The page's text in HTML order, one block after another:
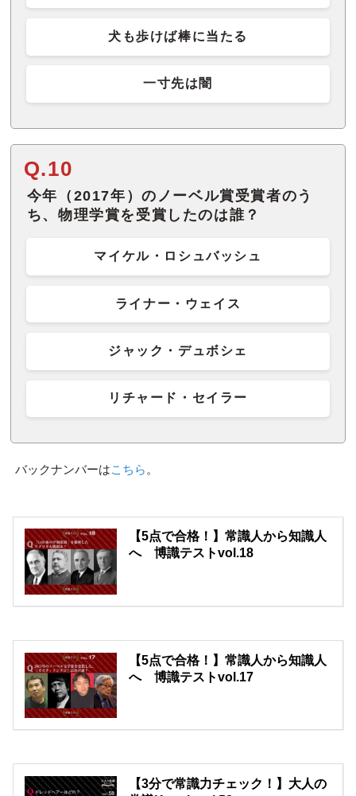
犬も歩けば棒に当たる
一寸先は闇
Q.10
今年（2017年）のノーベル賞受賞者のう
ち、物理学賞を受賞したのは誰？
マイケル・ロシュバッシュ
ライナー・ウェイス
ジャック・デュボシェ
リチャード・セイラー
バックナンバーはこちら 。
【5点で合格！】常識人から知識人
へ 博識テストvol.18
【5点で合格！】常識人から知識人
へ 博識テストvol.17
【3分で常識力チェック！】大人の